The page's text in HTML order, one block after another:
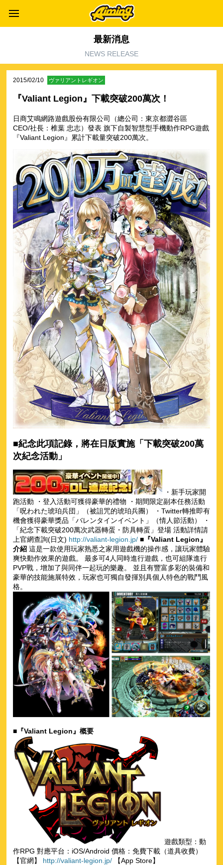
最新消息
NEWS RELEASE
2015/02/10 ヴァリアントレギオン
『Valiant Legion』下載突破200萬次！
日商艾鳴網路遊戲股份有限公司（總公司：東京都澀谷區
CEO/社長：椎葉 忠志）發表 旗下自製智慧型手機動作RPG遊戲
『Valiant Legion』累計下載量突破200萬次。
■紀念此項記錄，將在日版實施「下載突破200萬
次紀念活動」
・新手玩家開
跑活動 ・登入活動可獲得豪華的禮物 ・期間限定副本任務活動
「呪われた琥珀兵団」（被詛咒的琥珀兵團） ・Twitter轉推即有
機會獲得豪華獎品「バレンタインイベント」（情人節活動） ・
「紀念下載突破200萬次武器轉蛋・防具轉蛋」登場 活動詳情請
上官網查詢(日文) http://valiant-legion.jp/ ■『Valiant Legion』
介紹 這是一款使用玩家熟悉之家用遊戲機的操作感，讓玩家體驗
爽快動作效果的遊戲。 最多可4人同時進行遊戲，也可組隊進行
PVP戰，增加了與同伴一起玩的樂趣。 並且有豐富多彩的裝備和
豪華的技能施展特效，玩家也可獨自發揮別具個人特色的戰鬥風
格。
■『Valiant Legion』概要
遊戲類型：動
作RPG 對應平台：iOS/Android 價格：免費下載（道具收費）
【官網】 http://valiant-legion.jp/ 【App Store】